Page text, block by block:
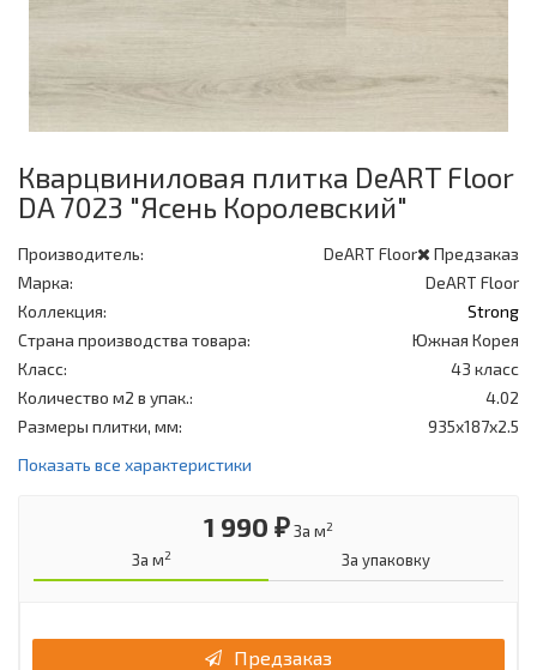
Кварцвиниловая плитка DeART Floor
DA 7023 "Ясень Королевский"
Предзаказ
Производитель:
DeART Floor
Марка:
DeART Floor
Коллекция:
Strong
Страна производства товара:
Южная Корея
Класс:
43 класс
Количество м2 в упак.:
4.02
Размеры плитки, мм:
935x187x2.5
Показать все характеристики
1 990 ₽За м2
За м2 За упаковку
Предзаказ